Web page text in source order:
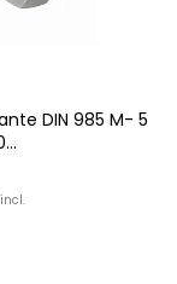
DIN 985 M- 5